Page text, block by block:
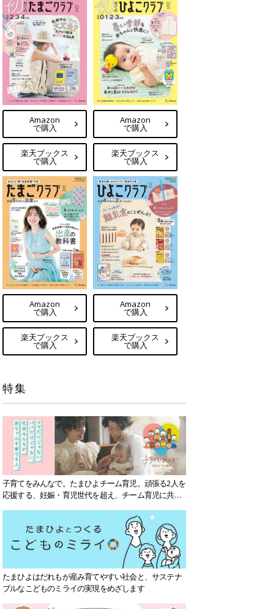
Amazon
で購入
楽天ブックス
で購入
Amazon
で購入
楽天ブックス
で購入
Amazon
で購入
楽天ブックス
で購入
Amazon
で購入
楽天ブックス
で購入
特集
子育てをみんなで。たまひよチーム育児。頑張る2人を
応援する、妊娠・育児世代を超え、チーム育児に共感
たまひよはだれもが産み育てやすい社会と、サステナ
ブルなこどものミライの実現をめざします